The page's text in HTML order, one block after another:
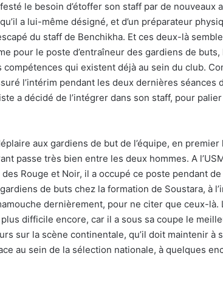
le besoin d’étoffer son staff par de nouveaux
a lui-même désigné, et d’un préparateur
du staff de Benchikha. Et ces deux-là
pour le poste d’entraîneur des gardiens de buts,
qui existent déjà au sein du club.
l’intérim pendant les deux dernières séances
a décidé de l’intégrer dans son staff, pour
aux gardiens de but de l’équipe, en premier
passe très bien entre les deux hommes. A
Rouge et Noir, il a occupé ce poste pendant
de buts chez la formation de Soustara, à
dernièrement, pour ne citer que ceux-là.
difficile encore, car il a sous sa coupe le
sur la scène continentale, qu’il doit maintenir à
au sein de la sélection nationale, à quelques